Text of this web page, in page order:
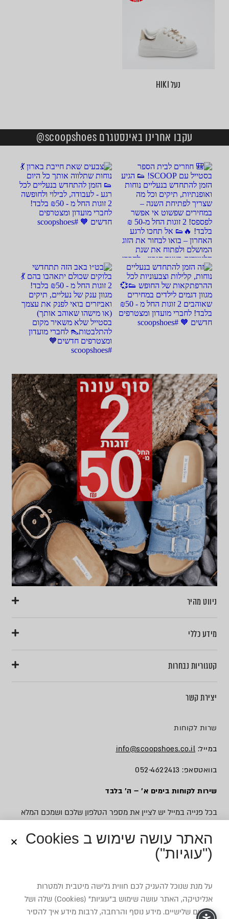
נעל HIKI
עקבו אחרינו באינסטגרם scoopshoes@
ניווט מהיר
מידע כללי
קטגוריות נבחרות
יצירת קשר
שרות לקוחות
במייל: info@scoopshoes.co.il
בוואטסאפ: 052-4622413
שירות לקוחות בימים א׳ – ה׳ בלבד
בכל פנייה במייל יש לציין את מספר הטלפון שלכם ושמכם המלא
האתר עושה שימוש ב Cookies
("עוגיות")
על מנת שנוכל להעניק לכם חווית גלישה מיטבית ולמטרות
אנליטיקה, האתר עושה שימוש ב”עוגיות” (Cookies) שלה ושל
צדדים שלישיים. מידע נוסף והרחבה, לרבות מידע איך להסיר